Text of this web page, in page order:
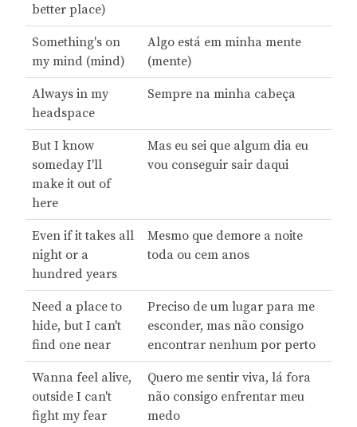
better place)
Something's on
my mind (mind)
Algo está em minha mente
(mente)
Always in my
headspace
Sempre na minha cabeça
But I know
someday I'll
make it out of
here
Mas eu sei que algum dia eu
vou conseguir sair daqui
Even if it takes all
night or a
hundred years
Mesmo que demore a noite
toda ou cem anos
Need a place to
hide, but I can't
find one near
Preciso de um lugar para me
esconder, mas não consigo
encontrar nenhum por perto
Wanna feel alive,
outside I can't
fight my fear
Quero me sentir viva, lá fora
não consigo enfrentar meu
medo